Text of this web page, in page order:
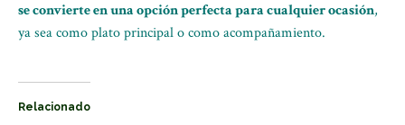
se convierte en una opción perfecta para cualquier ocasión,
ya sea como plato principal o como acompañamiento.
Relacionado